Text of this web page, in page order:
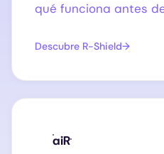
qué funciona antes
Descubre R-Shield
aiR